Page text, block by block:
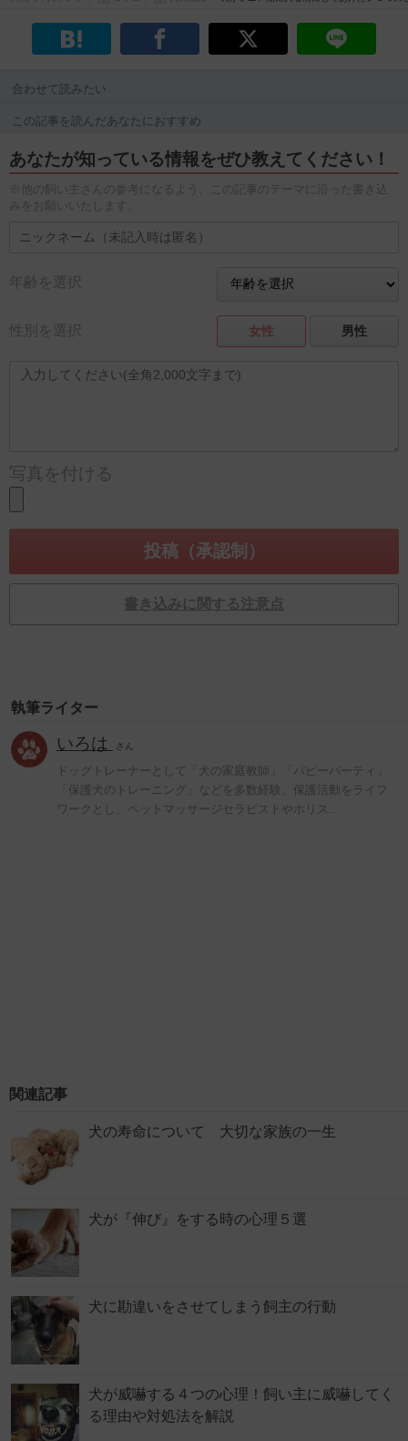
合わせて読みたい
この記事を読んだあなたにおすすめ
あなたが知っている情報をぜひ教えてください！
※他の飼い主さんの参考になるよう、この記事のテーマに沿った書き込
みをお願いいたします。
年齢を選択
性別を選択 女性 男性
写真を付ける
書き込みに関する注意点
執筆ライター
いろは さん
ドッグトレーナーとして「犬の家庭教師」「パピーパーティ」
「保護犬のトレーニング」などを多数経験。保護活動をライフ
ワークとし、ペットマッサージセラピストやホリス…
関連記事
犬の寿命について 大切な家族の一生
犬が『伸び』をする時の心理５選
犬に勘違いをさせてしまう飼主の行動
犬が威嚇する４つの心理！飼い主に威嚇してく
る理由や対処法を解説